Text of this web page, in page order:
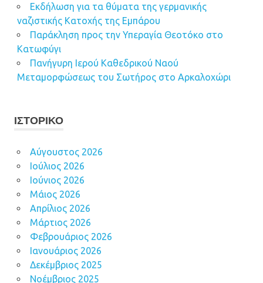
Εκδήλωση για τα θύματα της γερμανικής
ναζιστικής Κατοχής της Εμπάρου
Παράκληση προς την Υπεραγία Θεοτόκο στο
Κατωφύγι
Πανήγυρη Ιερού Καθεδρικού Ναού
Μεταμορφώσεως του Σωτήρος στο Αρκαλοχώρι
ΙΣΤΟΡΙΚΌ
Αύγουστος 2026
Ιούλιος 2026
Ιούνιος 2026
Μάιος 2026
Απρίλιος 2026
Μάρτιος 2026
Φεβρουάριος 2026
Ιανουάριος 2026
Δεκέμβριος 2025
Νοέμβριος 2025